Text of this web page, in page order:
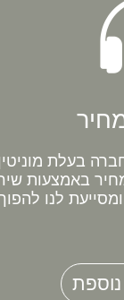
בעלת מוניטין
באמצעות
לנו